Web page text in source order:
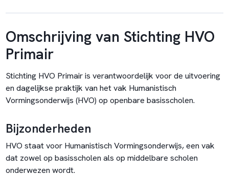
Omschrijving van Stichting HVO
Primair
Stichting HVO Primair is verantwoordelijk voor de uitvoering
en dagelijkse praktijk van het vak Humanistisch
Vormingsonderwijs (HVO) op openbare basisscholen.
Bijzonderheden
HVO staat voor Humanistisch Vormingsonderwijs, een vak
dat zowel op basisscholen als op middelbare scholen
onderwezen wordt.